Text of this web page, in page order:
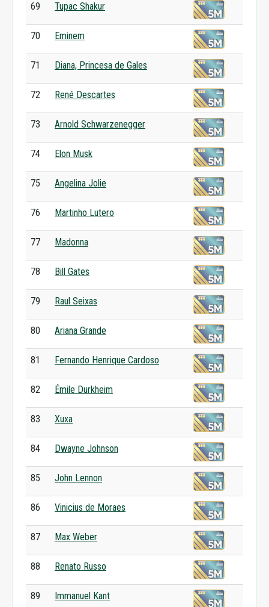
69 Tupac Shakur
70 Eminem
71 Diana, Princesa de Gales
72 René Descartes
73 Arnold Schwarzenegger
74 Elon Musk
75 Angelina Jolie
76 Martinho Lutero
77 Madonna
78 Bill Gates
79 Raul Seixas
80 Ariana Grande
81 Fernando Henrique Cardoso
82 Émile Durkheim
83 Xuxa
84 Dwayne Johnson
85 John Lennon
86 Vinicius de Moraes
87 Max Weber
88 Renato Russo
89 Immanuel Kant